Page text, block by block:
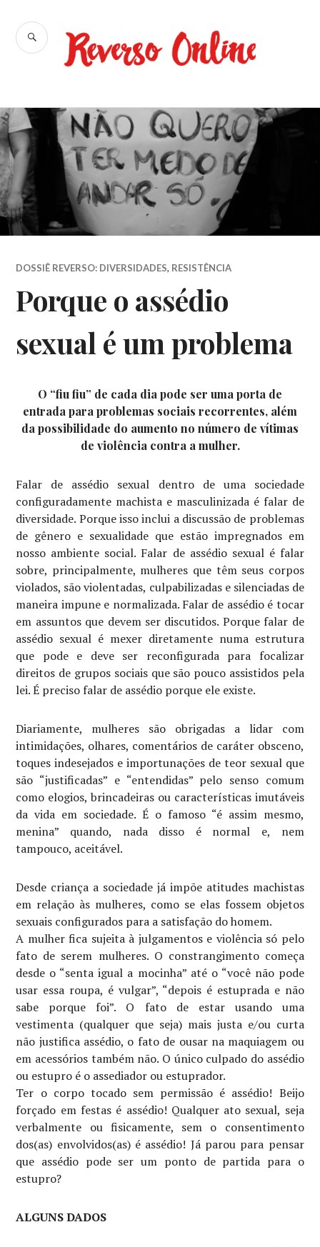
para
conteúdo
Reverso
BUSCA
DOSSIÊ REVERSO: DIVERSIDADES, RESISTÊNCIA
Porque o assédio
sexual é um problema
O “fiu fiu” de cada dia pode ser uma porta de
entrada para problemas sociais recorrentes, além
da possibilidade do aumento no número de vítimas
de violência contra a mulher.
Falar de assédio sexual dentro de uma sociedade
configuradamente machista e masculinizada é falar de
diversidade. Porque isso inclui a discussão de problemas
de gênero e sexualidade que estão impregnados em
nosso ambiente social. Falar de assédio sexual é falar
sobre, principalmente, mulheres que têm seus corpos
violados, são violentadas, culpabilizadas e silenciadas de
maneira impune e normalizada. Falar de assédio é tocar
em assuntos que devem ser discutidos. Porque falar de
assédio sexual é mexer diretamente numa estrutura
que pode e deve ser reconfigurada para focalizar
direitos de grupos sociais que são pouco assistidos pela
lei. É preciso falar de assédio porque ele existe.
Diariamente, mulheres são obrigadas a lidar com
intimidações, olhares, comentários de caráter obsceno,
toques indesejados e importunações de teor sexual que
são “justificadas” e “entendidas” pelo senso comum
como elogios, brincadeiras ou características imutáveis
da vida em sociedade. É o famoso “é assim mesmo,
menina” quando, nada disso é normal e, nem
tampouco, aceitável.
Desde criança a sociedade já impõe atitudes machistas
em relação às mulheres, como se elas fossem objetos
sexuais configurados para a satisfação do homem.
A mulher fica sujeita à julgamentos e violência só pelo
fato de serem mulheres. O constrangimento começa
desde o “senta igual a mocinha” até o “você não pode
usar essa roupa, é vulgar”, “depois é estuprada e não
sabe porque foi”. O fato de estar usando uma
vestimenta (qualquer que seja) mais justa e/ou curta
não justifica assédio, o fato de ousar na maquiagem ou
em acessórios também não. O único culpado do assédio
ou estupro é o assediador ou estuprador.
Ter o corpo tocado sem permissão é assédio! Beijo
forçado em festas é assédio! Qualquer ato sexual, seja
verbalmente ou fisicamente, sem o consentimento
dos(as) envolvidos(as) é assédio! Já parou para pensar
que assédio pode ser um ponto de partida para o
estupro?
ALGUNS DADOS